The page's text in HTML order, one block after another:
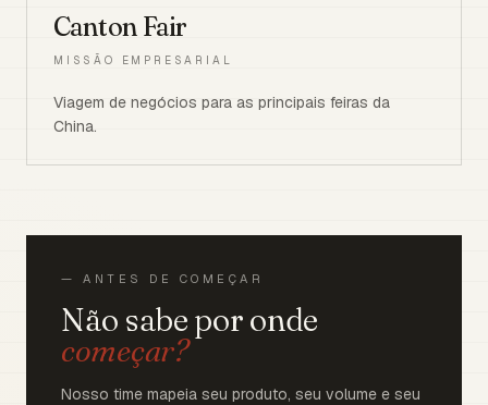
Canton Fair
MISSÃO EMPRESARIAL
Viagem de negócios para as principais feiras da
China.
— ANTES DE COMEÇAR
Não sabe por onde
começar?
Nosso time mapeia seu produto, seu volume e seu